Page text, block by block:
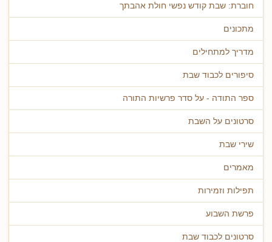
חוברת: שבת קודש נפשי חולת אהבתך
מתכונים
מדריך למתחילים
סיפורים לכבוד שבת
ספר התודה - על סדר פרשיות התורה
סרטונים על השבת
שירי שבת
מאמרים
תפילות וזמירות
פרשת השבוע
סרטונים לכבוד שבת